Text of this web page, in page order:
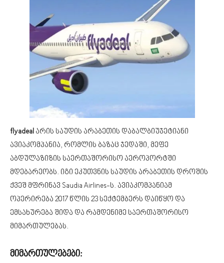
flyadeal არის საუდის არაბეთის დაბალბიუჯეტიანი
ავიაკომპანია, რომლის ბაზაც ჯედაში, მეფე
აბდულაზიზის საერთაშორისო აეროპორტში
მდებარეობს. იგი ეკუთვნის საუდის არაბეთის დროშის
ქვეშ მფრინავ Saudia Airlines-ს. ავიაკომპანიამ
ოპერირება 2017 წლის 23 სექტემბერს დაიწყო და
ემსახურება შიდა და რამდენიმე საერთაშორისო
მიმართულებას.
მიმართულებები: